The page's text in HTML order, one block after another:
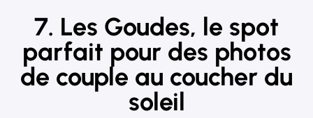
7. Les Goudes, le spot
parfait pour des photos
de couple au coucher du
soleil